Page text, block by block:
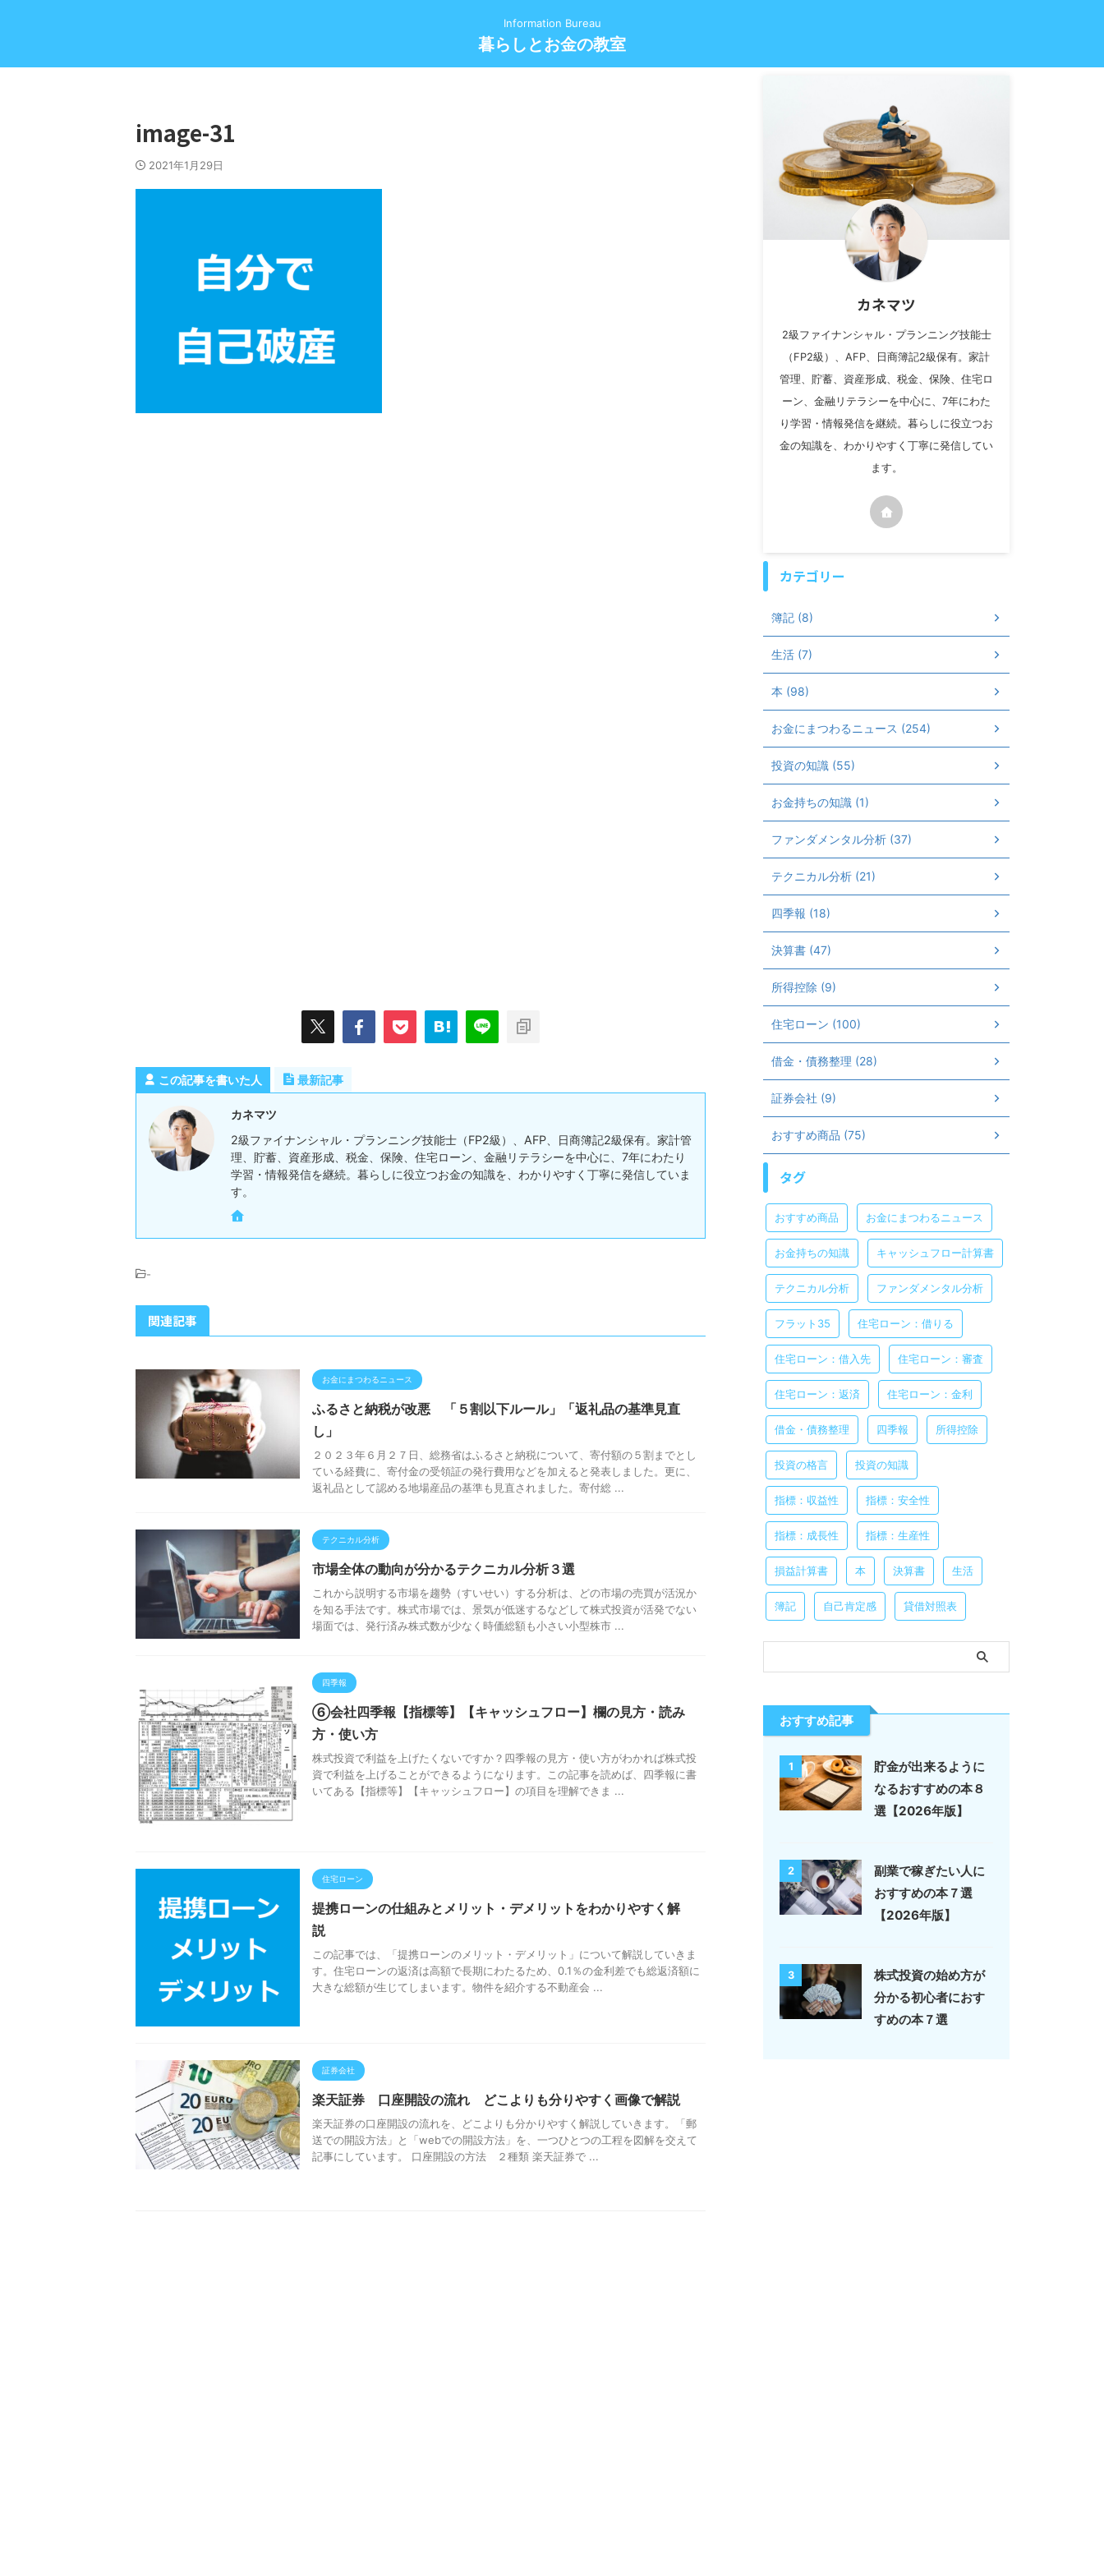
Information Bureau
暮らしとお金の教室
image-31
2021年1月29日
この記事を書いた人 最新記事
カネマツ
2級ファイナンシャル・プランニング技能士（FP2級）、AFP、日商簿記2級保有。家計管
理、貯蓄、資産形成、税金、保険、住宅ローン、金融リテラシーを中心に、7年にわたり
学習・情報発信を継続。暮らしに役立つお金の知識を、わかりやすく丁寧に発信していま
す。
-
関連記事
お金にまつわるニュース
ふるさと納税が改悪 「５割以下ルール」「返礼品の基準見直
し」
２０２３年６月２７日、総務省はふるさと納税について、寄付額の５割までとし
ている経費に、寄付金の受領証の発行費用などを加えると発表しました。更に、
返礼品として認める地場産品の基準も見直されました。寄付総 ...
テクニカル分析
市場全体の動向が分かるテクニカル分析３選
これから説明する市場を趨勢（すいせい）する分析は、どの市場の売買が活況か
を知る手法です。株式市場では、景気が低迷するなどして株式投資が活発でない
場面では、発行済み株式数が少なく時価総額も小さい小型株市 ...
四季報
⑥会社四季報【指標等】【キャッシュフロー】欄の見方・読み
方・使い方
株式投資で利益を上げたくないですか？四季報の見方・使い方がわかれば株式投
資で利益を上げることができるようになります。この記事を読めば、四季報に書
いてある【指標等】【キャッシュフロー】の項目を理解できま ...
住宅ローン
提携ローンの仕組みとメリット・デメリットをわかりやすく解
説
この記事では、「提携ローンのメリット・デメリット」について解説していきま
す。住宅ローンの返済は高額で長期にわたるため、0.1％の金利差でも総返済額に
大きな総額が生じてしまいます。物件を紹介する不動産会 ...
証券会社
楽天証券 口座開設の流れ どこよりも分りやすく画像で解説
楽天証券の口座開設の流れを、どこよりも分かりやすく解説していきます。「郵
送での開設方法」と「webでの開設方法」を、一つひとつの工程を図解を交えて
記事にしています。 口座開設の方法 ２種類 楽天証券で ...
カネマツ
2級ファイナンシャル・プランニング技能士
（FP2級）、AFP、日商簿記2級保有。家計
管理、貯蓄、資産形成、税金、保険、住宅ロ
ーン、金融リテラシーを中心に、7年にわた
り学習・情報発信を継続。暮らしに役立つお
金の知識を、わかりやすく丁寧に発信してい
ます。
カテゴリー
簿記 (8)
生活 (7)
本 (98)
お金にまつわるニュース (254)
投資の知識 (55)
お金持ちの知識 (1)
ファンダメンタル分析 (37)
テクニカル分析 (21)
四季報 (18)
決算書 (47)
所得控除 (9)
住宅ローン (100)
借金・債務整理 (28)
証券会社 (9)
おすすめ商品 (75)
タグ
おすすめ商品 お金にまつわるニュース
お金持ちの知識 キャッシュフロー計算書
テクニカル分析 ファンダメンタル分析
フラット35 住宅ローン：借りる
住宅ローン：借入先 住宅ローン：審査
住宅ローン：返済 住宅ローン：金利
借金・債務整理 四季報 所得控除
投資の格言 投資の知識
指標：収益性 指標：安全性
指標：成長性 指標：生産性
損益計算書 本 決算書 生活
簿記 自己肯定感 貸借対照表
おすすめ記事
1
貯金が出来るように
なるおすすめの本８
選【2026年版】
2
副業で稼ぎたい人に
おすすめの本７選
【2026年版】
3
株式投資の始め方が
分かる初心者におす
すめの本７選